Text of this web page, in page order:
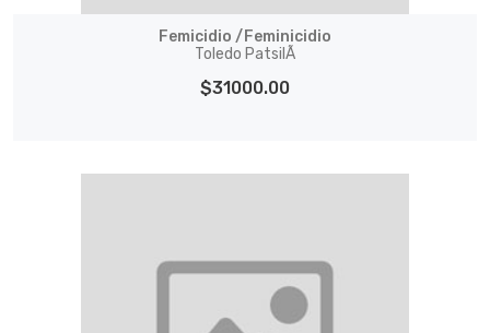
Femicidio /Feminicidio
Toledo PatsilÃ­
$31000.00